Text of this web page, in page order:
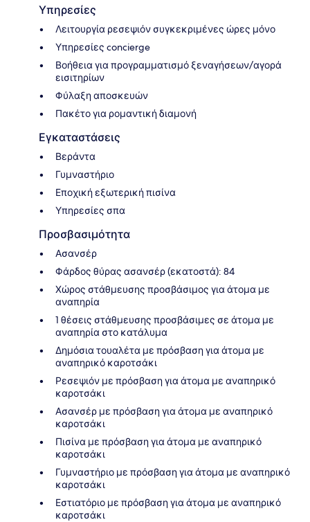
Υπηρεσίες
Λειτουργία ρεσεψιόν συγκεκριμένες ώρες μόνο
Υπηρεσίες concierge
Βοήθεια για προγραμματισμό ξεναγήσεων/αγορά
εισιτηρίων
Φύλαξη αποσκευών
Πακέτο για ρομαντική διαμονή
Εγκαταστάσεις
Βεράντα
Γυμναστήριο
Εποχική εξωτερική πισίνα
Υπηρεσίες σπα
Προσβασιμότητα
Ασανσέρ
Φάρδος θύρας ασανσέρ (εκατοστά): 84
Χώρος στάθμευσης προσβάσιμος για άτομα με
αναπηρία
1 θέσεις στάθμευσης προσβάσιμες σε άτομα με
αναπηρία στο κατάλυμα
Δημόσια τουαλέτα με πρόσβαση για άτομα με
αναπηρικό καροτσάκι
Ρεσεψιόν με πρόσβαση για άτομα με αναπηρικό
καροτσάκι
Ασανσέρ με πρόσβαση για άτομα με αναπηρικό
καροτσάκι
Πισίνα με πρόσβαση για άτομα με αναπηρικό
καροτσάκι
Γυμναστήριο με πρόσβαση για άτομα με αναπηρικό
καροτσάκι
Εστιατόριο με πρόσβαση για άτομα με αναπηρικό
καροτσάκι